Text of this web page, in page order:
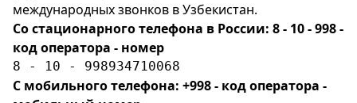
международных звонков в Узбекистан.
Со стационарного телефона в России: 8 - 10 - 998 -
код оператора - номер
8 - 10 - 998934710068
С мобильного телефона: +998 - код оператора -